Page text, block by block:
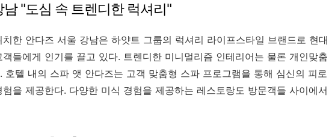
남 "도심 속 트렌디한 럭셔리"
한 안다즈 서울 강남은 하얏트 그룹의 럭셔리 라이프스타일 브랜드로 현대
들에게 인기를 끌고 있다. 트렌디한 미니멀리즘 인테리어는 물론 개인맞춤
호텔 내의 스파 앳 안다즈는 고객 맞춤형 스파 프로그램을 통해 심신의 피로
을 제공한다. 다양한 미식 경험을 제공하는 레스토랑도 방문객들 사이에서